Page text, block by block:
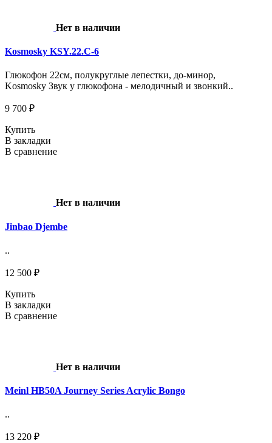
Нет в наличии
Kosmosky KSY.22.C-6
Глюкофон 22см, полукруглые лепестки, до-минор,
Kosmosky Звук у глюкофона - мелодичный и звонкий..
9 700 ₽
Купить
В закладки
В сравнение
Нет в наличии
Jinbao Djembe
..
12 500 ₽
Купить
В закладки
В сравнение
Нет в наличии
Meinl HB50A Journey Series Acrylic Bongo
..
13 220 ₽